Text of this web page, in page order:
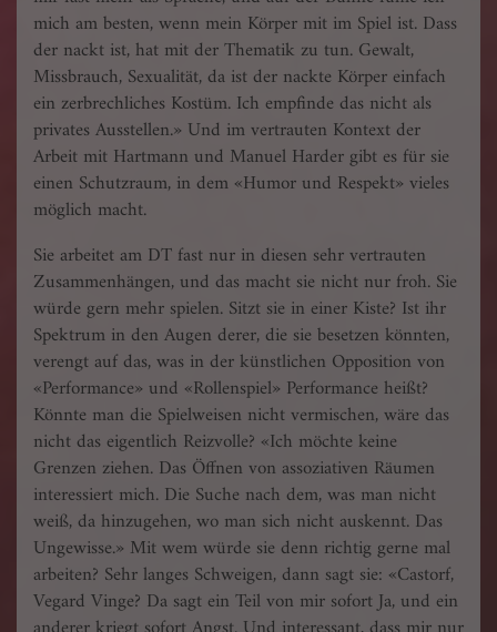
mich am besten, wenn mein Körper mit im Spiel ist. Dass
der nackt ist, hat mit der Thematik zu tun. Gewalt,
Missbrauch, Sexualität, da ist der nackte Körper einfach
ein zerbrechliches Kostüm. Ich empfinde das nicht als
privates Ausstellen.» Und im vertrauten Kontext der
Arbeit mit Hartmann und Manuel Harder gibt es für sie
einen Schutzraum, in dem «Humor und Respekt» vieles
möglich macht.
Sie arbeitet am DT fast nur in diesen sehr vertrauten
Zusammenhängen, und das macht sie nicht nur froh. Sie
würde gern mehr spielen. Sitzt sie in einer Kiste? Ist ihr
Spektrum in den Augen derer, die sie besetzen könnten,
verengt auf das, was in der künstlichen Opposition von
«Performance» und «Rollenspiel» Performance heißt?
Könnte man die Spielweisen nicht vermischen, wäre das
nicht das eigentlich Reizvolle? «Ich möchte keine
Grenzen ziehen. Das Öffnen von assozia­tiven Räumen
interessiert mich. Die Suche nach dem, was man nicht
weiß, da hinzugehen, wo man sich nicht auskennt. Das
Ungewisse.» Mit wem würde sie denn richtig gerne mal
arbeiten? Sehr langes Schweigen, dann sagt sie: «Castorf,
Vegard Vinge? Da sagt ein Teil von mir sofort Ja, und ein